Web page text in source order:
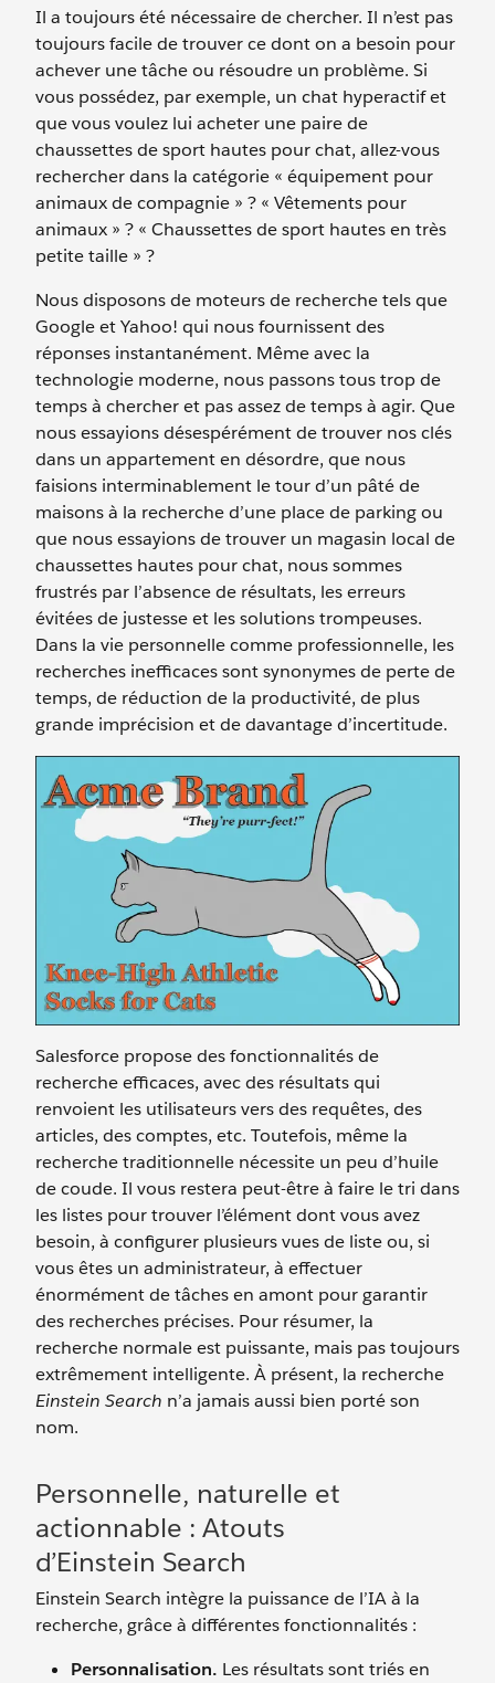
Il a toujours été nécessaire de chercher. Il n’est pas
toujours facile de trouver ce dont on a besoin pour
achever une tâche ou résoudre un problème. Si
vous possédez, par exemple, un chat hyperactif et
que vous voulez lui acheter une paire de
chaussettes de sport hautes pour chat, allez-vous
rechercher dans la catégorie « équipement pour
animaux de compagnie » ? « Vêtements pour
animaux » ? « Chaussettes de sport hautes en très
petite taille » ?
Nous disposons de moteurs de recherche tels que
Google et Yahoo! qui nous fournissent des
réponses instantanément. Même avec la
technologie moderne, nous passons tous trop de
temps à chercher et pas assez de temps à agir. Que
nous essayions désespérément de trouver nos clés
dans un appartement en désordre, que nous
faisions interminablement le tour d’un pâté de
maisons à la recherche d’une place de parking ou
que nous essayions de trouver un magasin local de
chaussettes hautes pour chat, nous sommes
frustrés par l’absence de résultats, les erreurs
évitées de justesse et les solutions trompeuses.
Dans la vie personnelle comme professionnelle, les
recherches inefficaces sont synonymes de perte de
temps, de réduction de la productivité, de plus
grande imprécision et de davantage d’incertitude.
Salesforce propose des fonctionnalités de
recherche efficaces, avec des résultats qui
renvoient les utilisateurs vers des requêtes, des
articles, des comptes, etc. Toutefois, même la
recherche traditionnelle nécessite un peu d’huile
de coude. Il vous restera peut-être à faire le tri dans
les listes pour trouver l’élément dont vous avez
besoin, à configurer plusieurs vues de liste ou, si
vous êtes un administrateur, à effectuer
énormément de tâches en amont pour garantir
des recherches précises. Pour résumer, la
recherche normale est puissante, mais pas toujours
extrêmement intelligente. À présent, la recherche
Einstein Search n’a jamais aussi bien porté son
nom.
Personnelle, naturelle et
actionnable : Atouts
d’Einstein Search
Einstein Search intègre la puissance de l’IA à la
recherche, grâce à différentes fonctionnalités :
Personnalisation. Les résultats sont triés en